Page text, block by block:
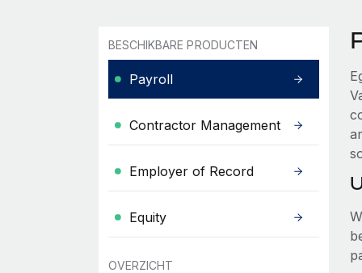
BESCHIKBARE PRODUCTEN
Payroll
Contractor Management
Employer of Record
Equity
OVERZICHT